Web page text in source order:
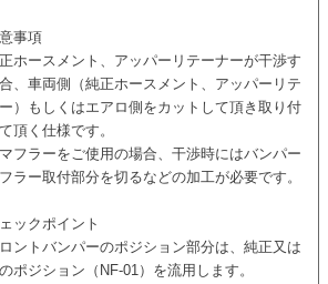
事項
ホースメント、アッパーリテーナーが干渉す
、車両側（純正ホースメント、アッパーリテ
）もしくはエアロ側をカットして頂き取り付
頂く仕様です。
フラーをご使用の場合、干渉時にはバンパー
ラー取付部分を切るなどの加工が必要です。
ックポイント
ントバンパーのポジション部分は、純正又は
ポジション（NF-01）を流用します。